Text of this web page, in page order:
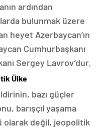
ardından
bulunmak üzere
heyet Azerbaycan’ın
Cumhurbaşkanı
Sergey Lavrov’dur.
Ülke
bazı güçler
barışçıl yaşama
olarak değil, jeopolitik